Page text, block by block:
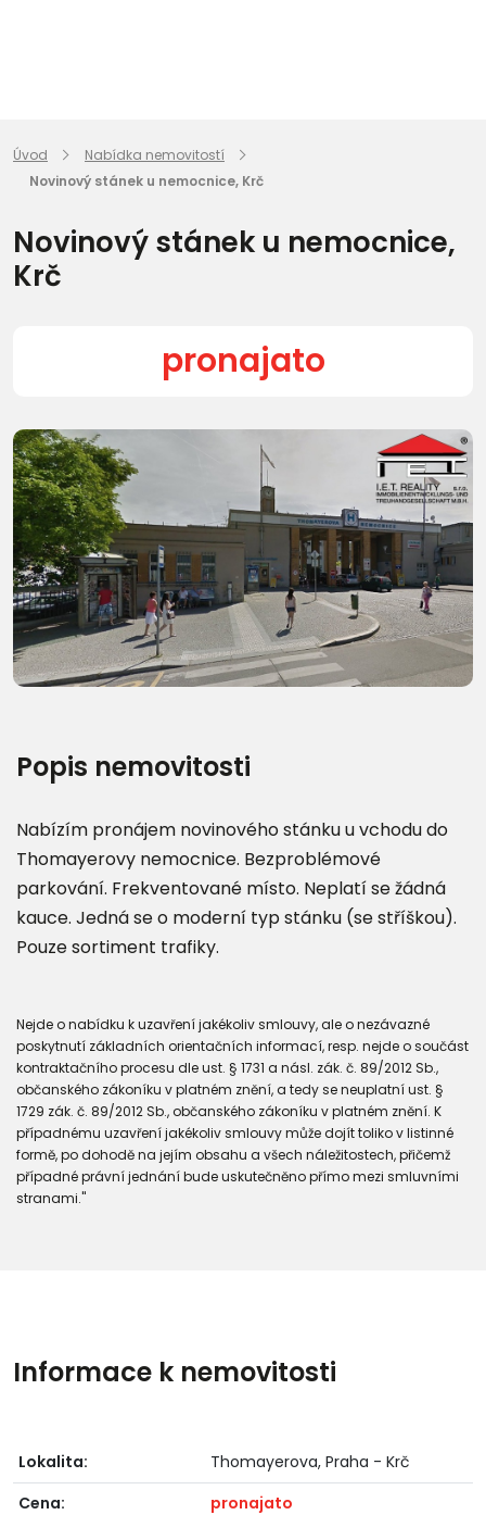
Úvod
Nabídka nemovitostí
Novinový stánek u nemocnice, Krč
Novinový stánek u nemocnice,
Krč
pronajato
Popis nemovitosti
Nabízím pronájem novinového stánku u vchodu do
Thomayerovy nemocnice. Bezproblémové
parkování. Frekventované místo. Neplatí se žádná
kauce. Jedná se o moderní typ stánku (se stříškou).
Pouze sortiment trafiky.
Nejde o nabídku k uzavření jakékoliv smlouvy, ale o nezávazné
poskytnutí základních orientačních informací, resp. nejde o součást
kontraktačního procesu dle ust. § 1731 a násl. zák. č. 89/2012 Sb.,
občanského zákoníku v platném znění, a tedy se neuplatní ust. §
1729 zák. č. 89/2012 Sb., občanského zákoníku v platném znění. K
případnému uzavření jakékoliv smlouvy může dojít toliko v listinné
formě, po dohodě na jejím obsahu a všech náležitostech, přičemž
případné právní jednání bude uskutečněno přímo mezi smluvními
stranami."
Informace k nemovitosti
Lokalita:
Thomayerova, Praha - Krč
Cena:
pronajato